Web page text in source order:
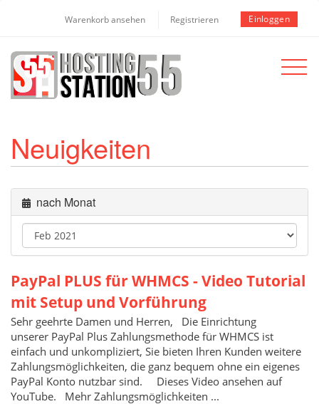
Warenkorb ansehen Registrieren Einloggen
Toggle
Neuigkeiten
nach Monat
PayPal PLUS für WHMCS - Video Tutorial
mit Setup und Vorführung
Sehr geehrte Damen und Herren, Die Einrichtung
unserer PayPal Plus Zahlungsmethode für WHMCS ist
einfach und unkompliziert, Sie bieten Ihren Kunden weitere
Zahlungsmöglichkeiten, die ganz bequem ohne ein eigenes
PayPal Konto nutzbar sind. Dieses Video ansehen auf
YouTube. Mehr Zahlungsmöglichkeiten ...